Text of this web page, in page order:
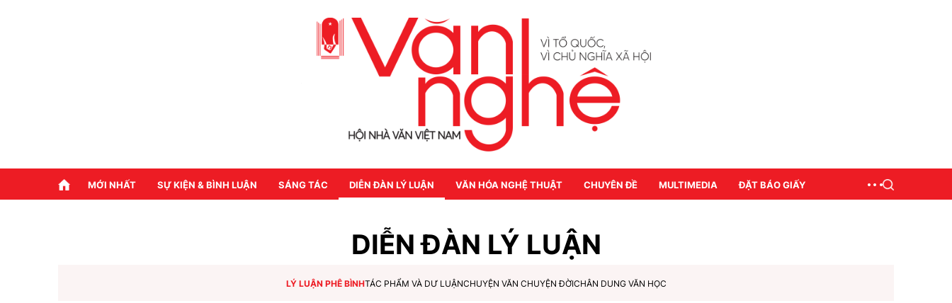
MỚI NHẤT SỰ KIỆN & BÌNH LUẬN SÁNG TÁC DIỄN ĐÀN LÝ LUẬN VĂN HÓA NGHỆ THUẬT CHUYÊN ĐỀ MULTIMEDIA ĐẶT BÁO GIẤY
DIỄN ĐÀN LÝ LUẬN
LÝ LUẬN PHÊ BÌNHTÁC PHẨM VÀ DƯ LUẬNCHUYỆN VĂN CHUYỆN ĐỜICHÂN DUNG VĂN HỌC